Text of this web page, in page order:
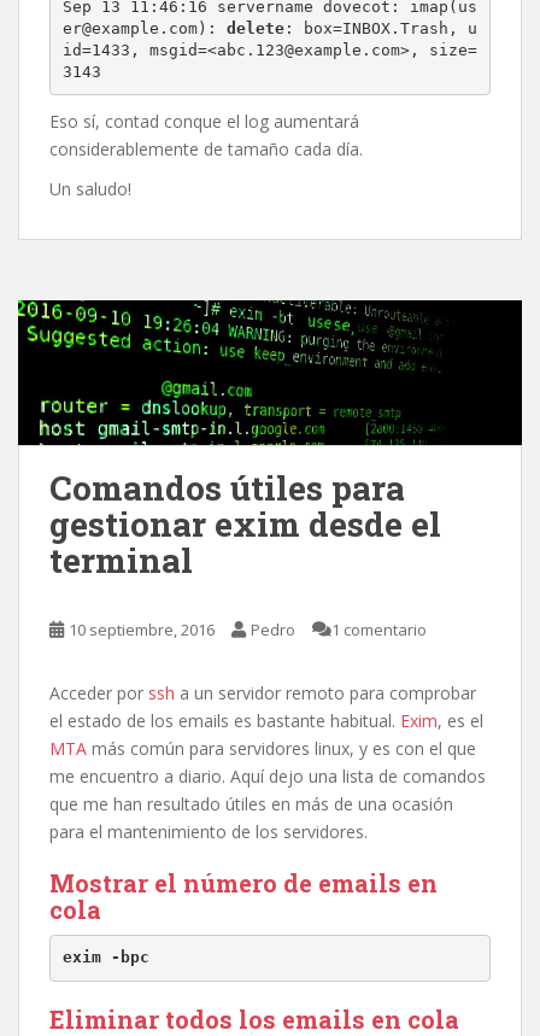
Sep 13 11:46:16 servername dovecot: imap(us
er@example.com): delete: box=INBOX.Trash, u
id=1433, msgid=<abc.123@example.com>, size=
3143
Eso sí, contad conque el log aumentará
considerablemente de tamaño cada día.
Un saludo!
Comandos útiles para
gestionar exim desde el
terminal
10 septiembre, 2016 Pedro 1 comentario
Acceder por ssh a un servidor remoto para comprobar
el estado de los emails es bastante habitual. Exim, es el
MTA más común para servidores linux, y es con el que
me encuentro a diario. Aquí dejo una lista de comandos
que me han resultado útiles en más de una ocasión
para el mantenimiento de los servidores.
Mostrar el número de emails en
cola
exim -bpc
Eliminar todos los emails en cola